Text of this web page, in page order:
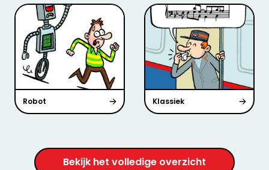
Robot Klassiek
Bekijk het volledige overzicht